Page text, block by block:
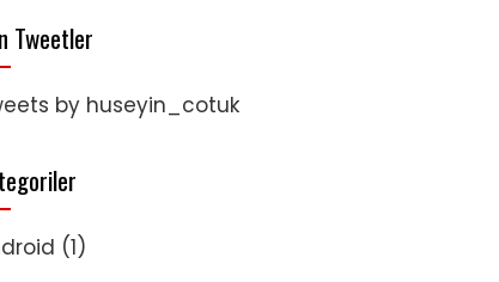
Tweetler
by huseyin_cotuk
(1)